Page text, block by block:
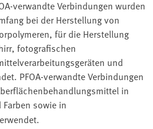
verwandte Verbindungen wurden
bei der Herstellung von
für die Herstellung
fotografischen
und
PFOA-verwandte Verbindungen
in
Farben sowie in